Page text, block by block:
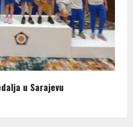
u Sarajevu